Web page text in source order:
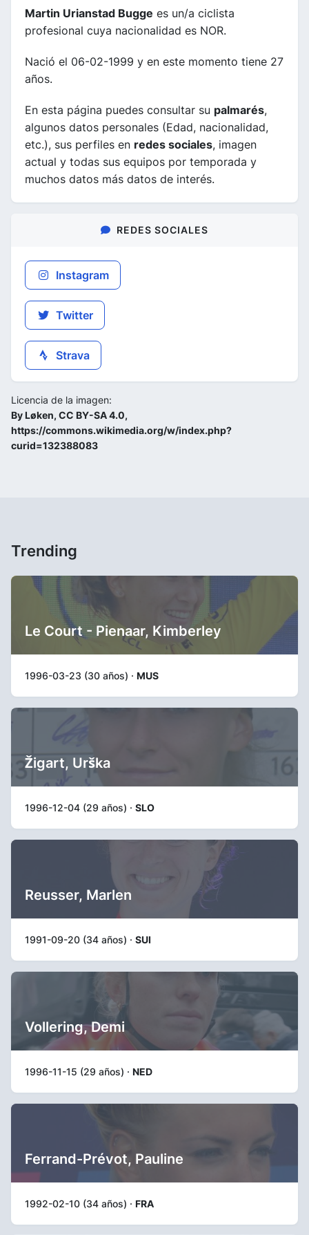
Martin Urianstad Bugge es un/a ciclista
profesional cuya nacionalidad es NOR.
Nació el 06-02-1999 y en este momento tiene 27
años.
En esta página puedes consultar su palmarés,
algunos datos personales (Edad, nacionalidad,
etc.), sus perfiles en redes sociales, imagen
actual y todas sus equipos por temporada y
muchos datos más datos de interés.
REDES SOCIALES
Instagram
Twitter
Strava
Licencia de la imagen:
By Løken, CC BY-SA 4.0,
https://commons.wikimedia.org/w/index.php?
curid=132388083
Trending
Le Court - Pienaar, Kimberley
1996-03-23 (30 años) · MUS
Žigart, Urška
1996-12-04 (29 años) · SLO
Reusser, Marlen
1991-09-20 (34 años) · SUI
Vollering, Demi
1996-11-15 (29 años) · NED
Ferrand-Prévot, Pauline
1992-02-10 (34 años) · FRA